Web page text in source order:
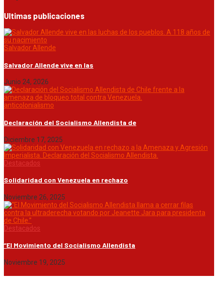
Ultimas publicaciones
Salvador Allende
Salvador Allende vive en las
Junio 24, 2026
anticolonialismo
Declaración del Socialismo Allendista de
Diciembre 17, 2025
Destacados
Solidaridad con Venezuela en rechazo
Noviembre 26, 2025
Destacados
“El Movimiento del Socialismo Allendista
Noviembre 19, 2025